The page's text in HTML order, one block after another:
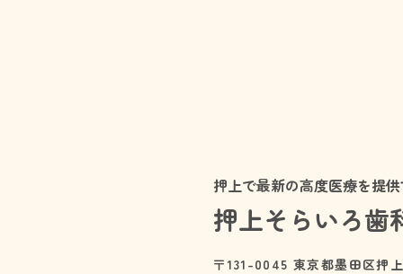
押上で最新の高度医療を提
押上そらいろ歯
〒131-0045 東京都墨田区押